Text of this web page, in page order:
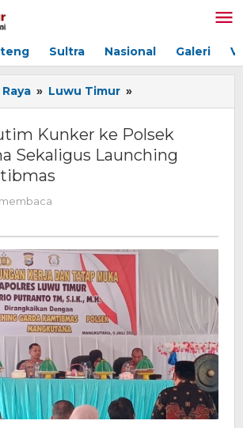
Sultra Nasional Galeri
» Luwu Timur »
Lutim
ke
Polsek
Kamtibmas
Kunker ke Polsek
Sekaligus Launching
membaca